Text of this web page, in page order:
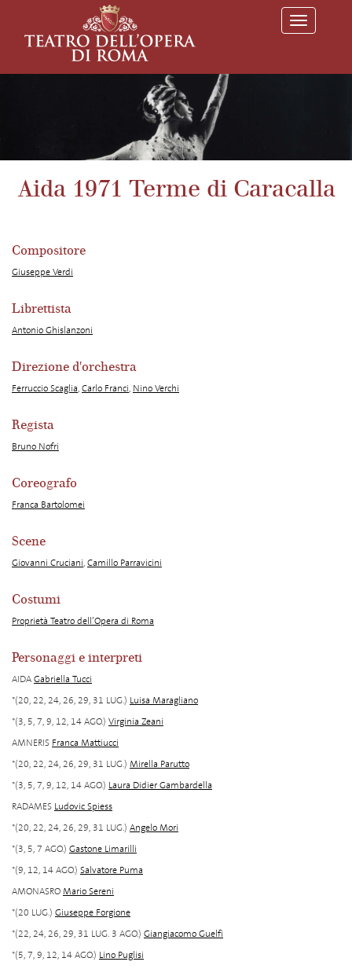
T
o
l
i
Aida 1971 Terme di Caracalla
Compositore
Giuseppe Verdi
Librettista
Antonio Ghislanzoni
Direzione d'orchestra
Ferruccio Scaglia,Carlo Franci, Nino Verchi
Regista
Bruno Nofri
Coreografo
Franca Bartolomei
Scene
Giovanni Cruciani,Camillo Parravicini
Costumi
Proprietà Teatro dell’Opera di Roma
Personaggi e interpreti
AIDAGabriella Tucci
*(20, 22, 24, 26, 29, 31 LUG.) Luisa Maragliano
*(3, 5, 7, 9, 12, 14 AGO.) Virginia Zeani
AMNERIS Franca Mattiucci
*(20, 22, 24, 26, 29, 31 LUG.) Mirella Parutto
*(3, 5, 7, 9, 12, 14 AGO.) Laura Didier Gambardella
RADAMES Ludovic Spiess
*(20, 22, 24, 26, 29, 31 LUG.) Angelo Mori
*(3, 5, 7 AGO.) Gastone Limarilli
*(9, 12, 14 AGO.) Salvatore Puma
AMONASROMario Sereni
*(20 LUG.) Giuseppe Forgione
*(22, 24, 26, 29, 31 LUG. 3 AGO.) Giangiacomo Guelfi
*(5, 7, 9, 12, 14 AGO.) Lino Puglisi